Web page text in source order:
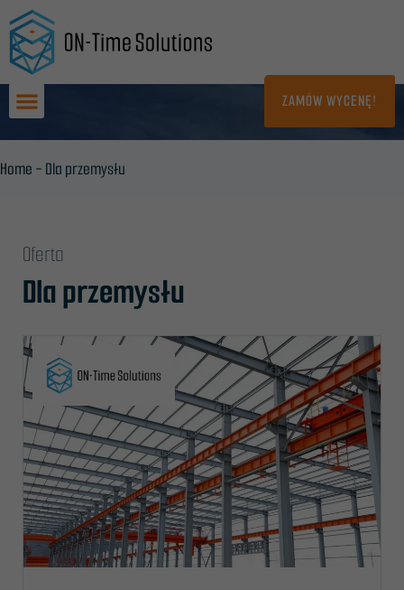
Przejdź
do
treści
ZAMÓW WYCENĘ!
Home - Dla przemysłu
Oferta
Dla przemysłu